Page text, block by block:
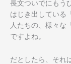
長文ついでにもう
はじき出している
人たちの、様々な
ですよね。
だとしたら、それ